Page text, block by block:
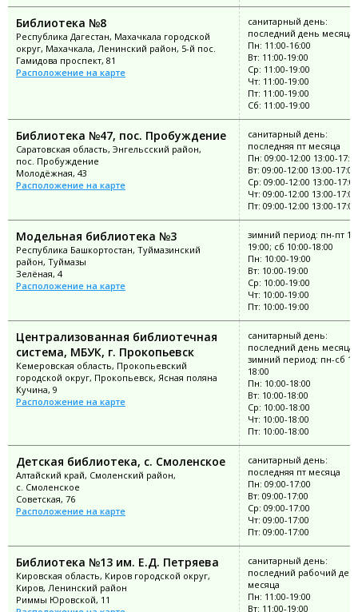
Библиотека №8
Республика Дагестан, Махачкала городской
округ, Махачкала, Ленинский район, 5-й пос.
Гамидова проспект, 81
Расположение на карте
санитарный день:
последний день месяца
Пн: 11:00-16:00
Вт: 11:00-19:00
Ср: 11:00-19:00
Чт: 11:00-19:00
Пт: 11:00-19:00
Сб: 11:00-19:00
Библиотека №47, пос. Пробуждение
Саратовская область, Энгельсский район,
пос. Пробуждение
Молодёжная, 43
Расположение на карте
санитарный день:
последняя пт месяца
Пн: 09:00-12:00 13:00-
Вт: 09:00-12:00 13:00-17:00
Ср: 09:00-12:00 13:00-17:00
Чт: 09:00-12:00 13:00-17:00
Пт: 09:00-12:00 13:00-17:00
Модельная библиотека №3
Республика Башкортостан, Туймазинский
район, Туймазы
Зелёная, 4
Расположение на карте
зимний период: пн-пт
19:00; сб 10:00-18:00
Пн: 10:00-19:00
Вт: 10:00-19:00
Ср: 10:00-19:00
Чт: 10:00-19:00
Пт: 10:00-19:00
Централизованная библиотечная
система, МБУК, г. Прокопьевск
Кемеровская область, Прокопьевский
городской округ, Прокопьевск, Ясная поляна
Кучина, 9
Расположение на карте
санитарный день:
последний день месяца;
зимний период: пн-сб
18:00
Пн: 10:00-18:00
Вт: 10:00-18:00
Ср: 10:00-18:00
Чт: 10:00-18:00
Пт: 10:00-18:00
Детская библиотека, с. Смоленское
Алтайский край, Смоленский район,
с. Смоленское
Советская, 76
Расположение на карте
санитарный день:
последняя пт месяца
Пн: 09:00-17:00
Вт: 09:00-17:00
Ср: 09:00-17:00
Чт: 09:00-17:00
Пт: 09:00-17:00
Библиотека №13 им. Е.Д. Петряева
Кировская область, Киров городской округ,
Киров, Ленинский район
Риммы Юровской, 11
санитарный день:
последний рабочий
месяца
Пн: 11:00-19:00
Вт: 11:00-19:00